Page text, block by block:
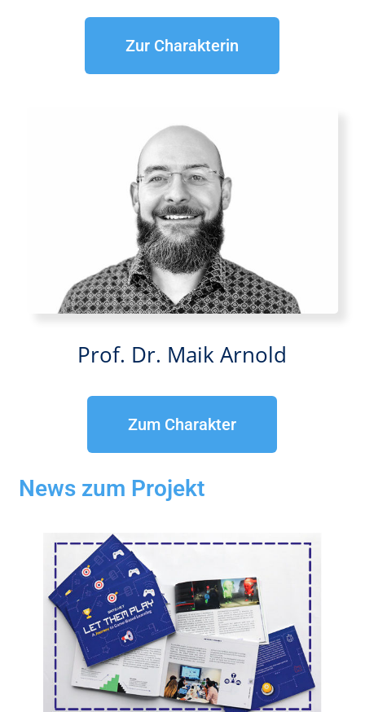
Zur Charakterin
Prof. Dr. Maik Arnold
Zum Charakter
News zum Projekt